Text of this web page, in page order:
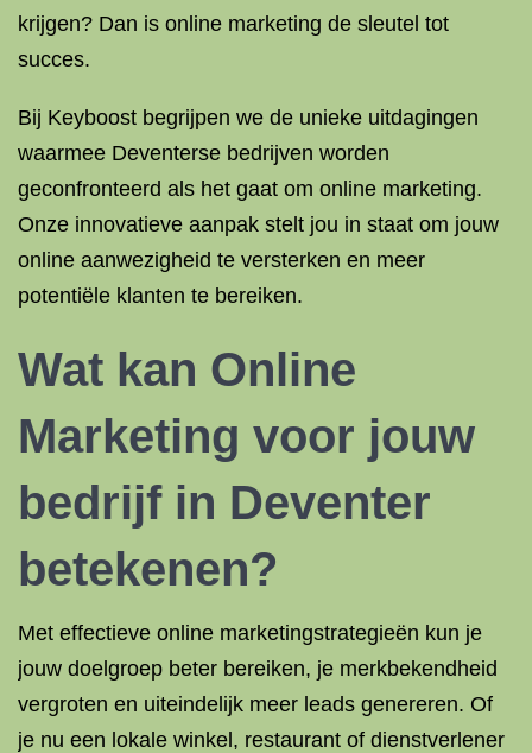
krijgen? Dan is online marketing de sleutel tot
succes.
Bij Keyboost begrijpen we de unieke uitdagingen
waarmee Deventerse bedrijven worden
geconfronteerd als het gaat om online marketing.
Onze innovatieve aanpak stelt jou in staat om jouw
online aanwezigheid te versterken en meer
potentiële klanten te bereiken.
Wat kan Online
Marketing voor jouw
bedrijf in Deventer
betekenen?
Met effectieve online marketingstrategieën kun je
jouw doelgroep beter bereiken, je merkbekendheid
vergroten en uiteindelijk meer leads genereren. Of
je nu een lokale winkel, restaurant of dienstverlener